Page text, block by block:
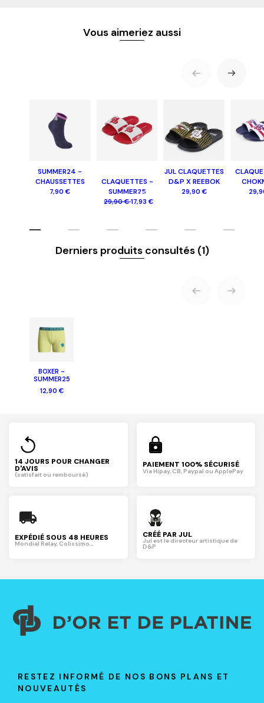
Vous aimeriez aussi
SUMMER24 -
CHAUSSETTES
7,90 €
CLAQUETTES -
SUMMER25
29,90 €17,93 €
-40%
JUL CLAQUETTES
D&P X REEBOK
29,90 €
Derniers produits consultés (1)
BOXER -
SUMMER25
12,90 €
14 JOURS POUR CHANGER
D'AVIS
(satisfait ou remboursé)
PAIEMENT 100% SÉCURISÉ
Via Hipay, CB, Paypal ou ApplePay
EXPÉDIÉ SOUS 48 HEURES
Mondial Relay, Colissimo...
CRÉÉ PAR JUL
Jul est le directeur artistique de
D&P
RESTEZ INFORMÉ DE NOS BONS PLANS ET
NOUVEAUTÉS